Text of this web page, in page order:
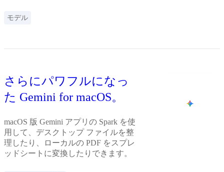
モデル
さらにパワフルになっ
た Gemini for macOS。
macOS 版 Gemini アプリの Spark を使
用して、デスクトップ ファイルを整
理したり、ローカルの PDF をスプレ
ッドシートに変換したりできます。